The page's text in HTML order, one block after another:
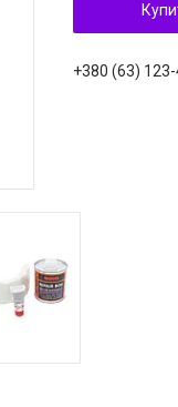
+380 (63)